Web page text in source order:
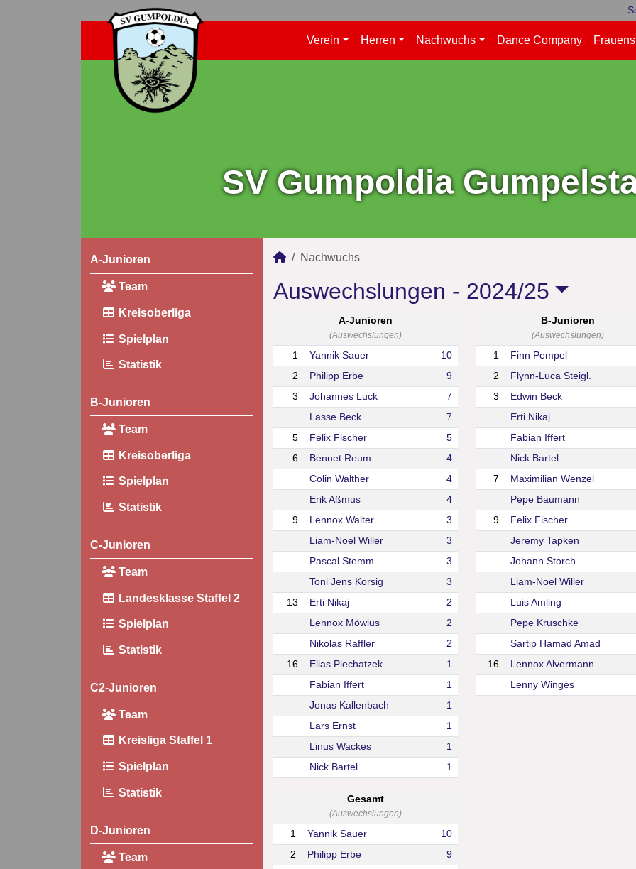
Verein Herren Nachwuchs Dance Company
SV Gumpoldia
A-Junioren
Team
Kreisoberliga
Spielplan
Statistik
B-Junioren
Team
Kreisoberliga
Spielplan
Statistik
C-Junioren
Team
Landesklasse Staffel 2
Spielplan
Statistik
C2-Junioren
Team
Kreisliga Staffel 1
Spielplan
Statistik
D-Junioren
Team
Nachwuchs
Auswechslungen - 2024/25
A-Junioren
(Auswechslungen)
1 Yannik Sauer
10
2
Philipp Erbe
9
3
Johannes Luck
7
Lasse Beck
7
5
Felix Fischer
5
6
Bennet Reum
4
Colin Walther
4
Erik Aßmus
4
9
Lennox Walter
3
Liam-Noel Willer
3
Pascal Stemm
3
Toni Jens Korsig
3
13
Erti Nikaj
2
Lennox Möwius
2
Nikolas Raffler
2
16
Elias Piechatzek
1
Fabian Iffert
1
Jonas Kallenbach
1
Lars Ernst
1
Linus Wackes
1
Nick Bartel
1
B-Junioren
(Auswechslungen)
1 Finn Pempel
2
Flynn-Luca Steigl.
3
Edwin Beck
Erti Nikaj
Fabian Iffert
Nick Bartel
7
Maximilian Wenzel
Pepe Baumann
9
Felix Fischer
Jeremy Tapken
Johann Storch
Liam-Noel Willer
Luis Amling
Pepe Kruschke
Sartip Hamad Amad
16
Lennox Alvermann
Lenny Winges
Gesamt
(Auswechslungen)
1 Yannik Sauer
10
2
Philipp Erbe
9